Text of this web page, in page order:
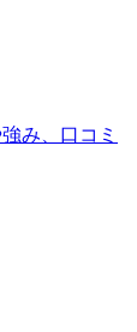
み、口コミ